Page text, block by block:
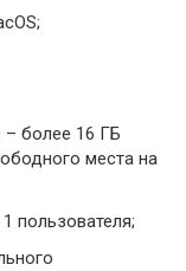
– более 16 ГБ
места на
пользователя;